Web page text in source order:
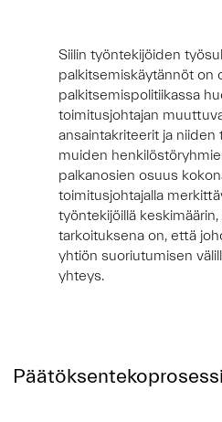
Siilin työntekijöiden
palkitsemiskäytännöt on
palkitsemispolitiikassa
toimitusjohtajan
ansaintakriteerit ja
muiden
palkanosien osuus
toimitusjohtajalla
työntekijöillä
tarkoituksena on, että
yhtiön suoriutumisen
yhteys.